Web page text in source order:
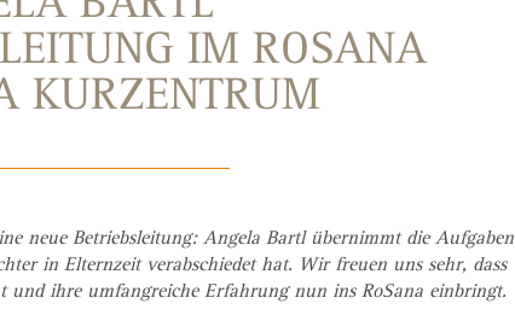
IM ROSANA
KURZENTRUM
neue Betriebsleitung: Angela Bartl übernimmt die Aufgaben
in Elternzeit verabschiedet hat. Wir freuen uns sehr, dass
und ihre umfangreiche Erfahrung nun ins RoSana einbringt.